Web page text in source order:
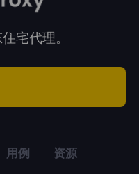
宅代理。
用例 资源